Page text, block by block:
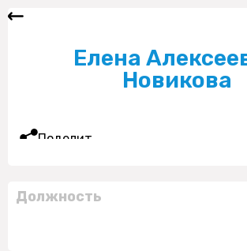
Елена
Новикова
Поделиться
Должность